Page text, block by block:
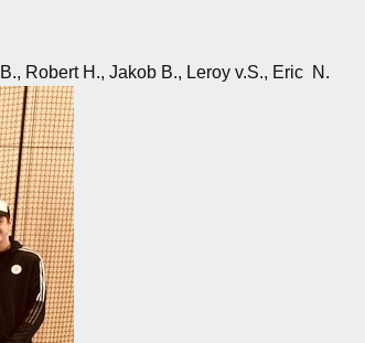
Robert H., Jakob B., Leroy v.S., Eric N.